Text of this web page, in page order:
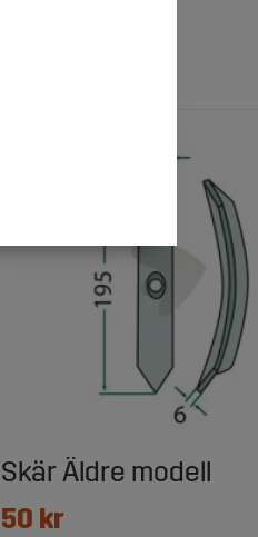
Skär Äldre modell
50 kr